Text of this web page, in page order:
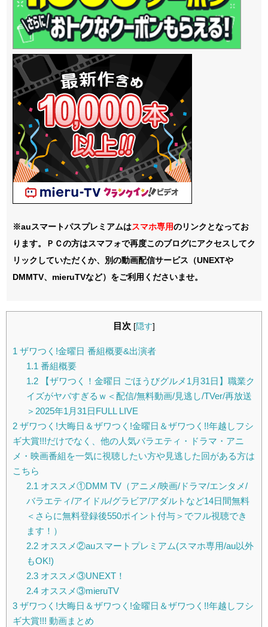
※auスマートパスプレミアムはスマホ専用のリンクとなってお
ります。ＰＣの方はスマフォで再度このブログにアクセスしてク
リックしていただくか、別の動画配信サービス（UNEXTや
DMMTV、mieruTVなど）をご利用くださいませ。
目次 [隠す]
1 ザワつく!金曜日 番組概要&出演者
1.1 番組概要
1.2【ザワつく！金曜日 ごほうびグルメ1月31日】職業ク
イズがヤバすぎるｗ＜配信/無料動画/見逃し/TVer/再放送
＞2025年1月31日FULL LIVE
2 ザワつく!大晦日＆ザワつく!金曜日＆ザワつく!!年越しフシ
ギ大賞!!!だけでなく、他の人気バラエティ・ドラマ・アニ
メ・映画番組を一気に視聴したい方や見逃した回がある方は
こちら
2.1 オススメ①DMM TV（アニメ/映画/ドラマ/エンタメ/
バラエティ/アイドル/グラビア/アダルトなど14日間無料
＜さらに無料登録後550ポイント付与＞でフル視聴でき
ます！）
2.2オススメ②auスマートプレミアム(スマホ専用/au以外
もOK!)
2.3オススメ③UNEXT！
2.4オススメ③mieruTV
3 ザワつく!大晦日＆ザワつく!金曜日＆ザワつく!!年越しフシ
ギ大賞!!! 動画まとめ